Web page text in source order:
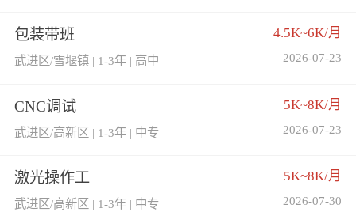
包装带班 4.5K~6K/月
武进区/雪堰镇 | 1-3年 | 高中 2026-07-23
CNC调试 5K~8K/月
武进区/高新区 | 1-3年 | 中专 2026-07-23
激光操作工 5K~8K/月
武进区/高新区 | 1-3年 | 中专 2026-07-30